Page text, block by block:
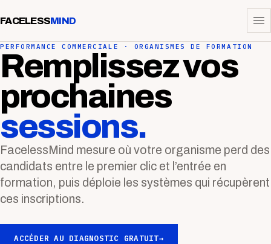
FACELESSMIND
PERFORMANCE COMMERCIALE · ORGANISMES DE FORMATION
Remplissez vos
prochaines
sessions.
FacelessMind mesure où votre organisme perd des
candidats entre le premier clic et l’entrée en
formation, puis déploie les systèmes qui récupèrent
ces inscriptions.
ACCÉDER AU DIAGNOSTIC GRATUIT→